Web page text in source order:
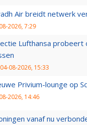
Air breidt netwerk
2026, 7:29
Lufthansa probeert
04-08-2026, 15:33
Privium-lounge op
2026, 14:46
vanaf nu